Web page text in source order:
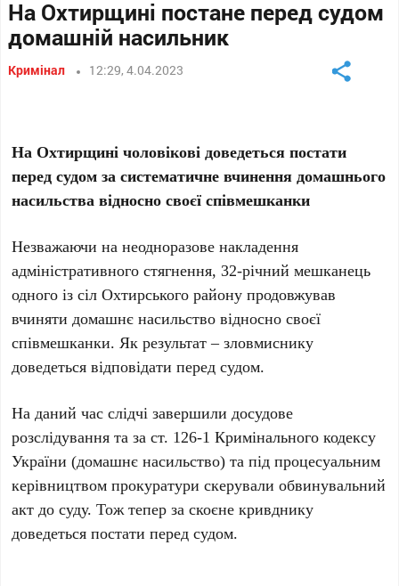
На Охтирщині постане перед судом
домашній насильник
Кримінал 12:29, 4.04.2023
На Охтирщині чоловікові доведеться постати
перед судом за систематичне вчинення домашнього
насильства відносно своєї співмешканки
Незважаючи на неодноразове накладення
адміністративного стягнення, 32-річний мешканець
одного із сіл Охтирського району продовжував
вчиняти домашнє насильство відносно своєї
співмешканки. Як результат – зловмиснику
доведеться відповідати перед судом.
На даний час слідчі завершили досудове
розслідування та за ст. 126-1 Кримінального кодексу
України (домашнє насильство) та під процесуальним
керівництвом прокуратури скерували обвинувальний
акт до суду. Тож тепер за скоєне кривднику
доведеться постати перед судом.